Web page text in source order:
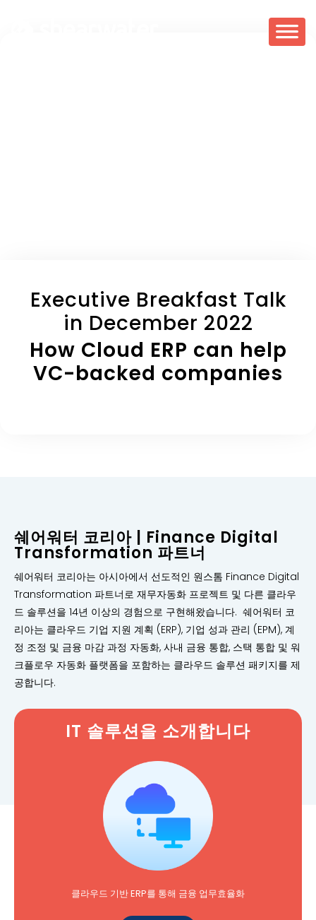
Executive Breakfast Talk
in December 2022
How Cloud ERP can help
VC-backed companies
쉐어워터 코리아 | Finance Digital
Transformation 파트너
쉐어워터 코리아는 아시아에서 선도적인 원스톰 Finance Digital
Transformation 파트너로 재무자동화 프로젝트 및 다른 클라우
드 솔루션을 14년 이상의 경험으로 구현해왔습니다. 쉐어워터 코
리아는 클라우드 기업 지원 계획 (ERP), 기업 성과 관리 (EPM), 계
정 조정 및 금융 마감 과정 자동화, 사내 금융 통합, 스택 통합 및 워
크플로우 자동화 플랫폼을 포함하는 클라우드 솔루션 패키지를 제
공합니다.
IT 솔루션을 소개합니다
클라우드 기반 ERP를 통해 금융 업무효율화